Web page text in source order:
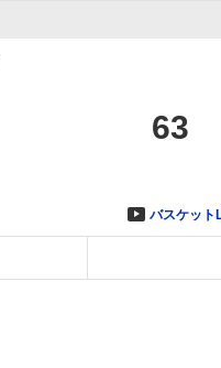
63
バスケット